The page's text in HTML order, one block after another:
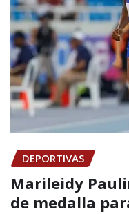
DEPORTIVAS
Marileidy
de medalla